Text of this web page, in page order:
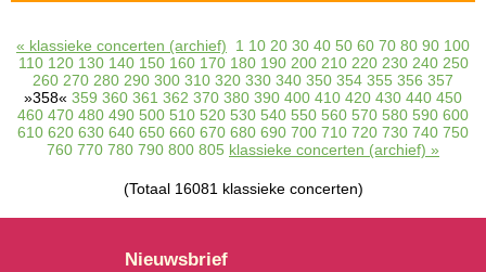
« klassieke concerten (archief) 1 10 20 30 40 50 60 70 80 90 100
110 120 130 140 150 160 170 180 190 200 210 220 230 240 250
260 270 280 290 300 310 320 330 340 350 354 355 356 357
»358« 359 360 361 362 370 380 390 400 410 420 430 440 450
460 470 480 490 500 510 520 530 540 550 560 570 580 590 600
610 620 630 640 650 660 670 680 690 700 710 720 730 740 750
760 770 780 790 800 805 klassieke concerten (archief) »
(Totaal 16081 klassieke concerten)
Nieuwsbrief